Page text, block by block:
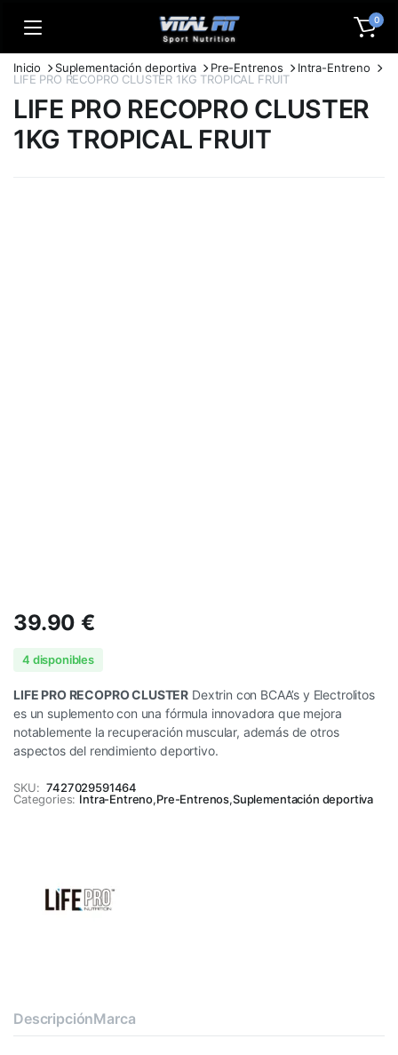
0
Inicio Suplementación deportiva Pre-Entrenos
Intra-Entreno
LIFE PRO RECOPRO CLUSTER 1KG TROPICAL FRUIT
LIFE PRO RECOPRO CLUSTER
1KG TROPICAL FRUIT
39.90€
4 disponibles
LIFE PRO RECOPRO CLUSTER Dextrin con BCAA’s y Electrolitos
es un suplemento con una fórmula innovadora que mejora
notablemente la recuperación muscular, además de otros
aspectos del rendimiento deportivo.
SKU: 7427029591464
Categories: Intra-Entreno,Pre-Entrenos,Suplementación deportiva
DescripciónMarca